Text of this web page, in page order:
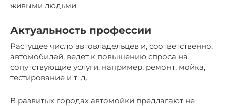
живыми людьми.
Актуальность профессии
Растущее число автовладельцев и, соответственно,
автомобилей, ведет к повышению спроса на
сопутствующие услуги, например, ремонт, мойка,
тестирование и т. д.
В развитых городах автомойки предлагают не